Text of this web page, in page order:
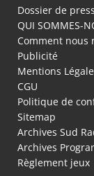
Dossier de
QUI SOMMES-
Comment nous
Publicité
Mentions
CGU
Politique de
Sitemap
Archives Sud
Archives
Règlement jeux